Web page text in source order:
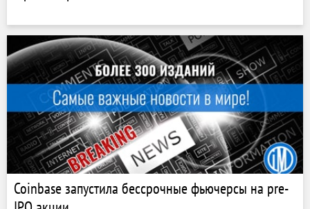
Coinbase запустила бессрочные фьючерсы на pre-